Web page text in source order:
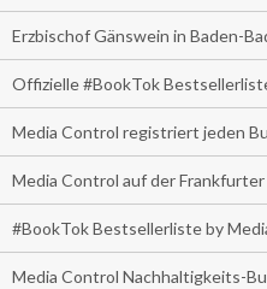
Erzbischof Gänswein in Baden-
Offizielle #BookTok
Media Control registriert jeden
Media Control auf der
#BookTok Bestsellerliste by
Media Control Nachhaltigkeits-